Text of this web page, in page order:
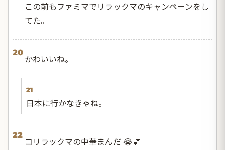
この前もファミマでリラックマのキャンペーンをし
てた。
20
かわいいね。
21
日本に行かなきゃね。
22
コリラックマの中華まんだ 😭💕